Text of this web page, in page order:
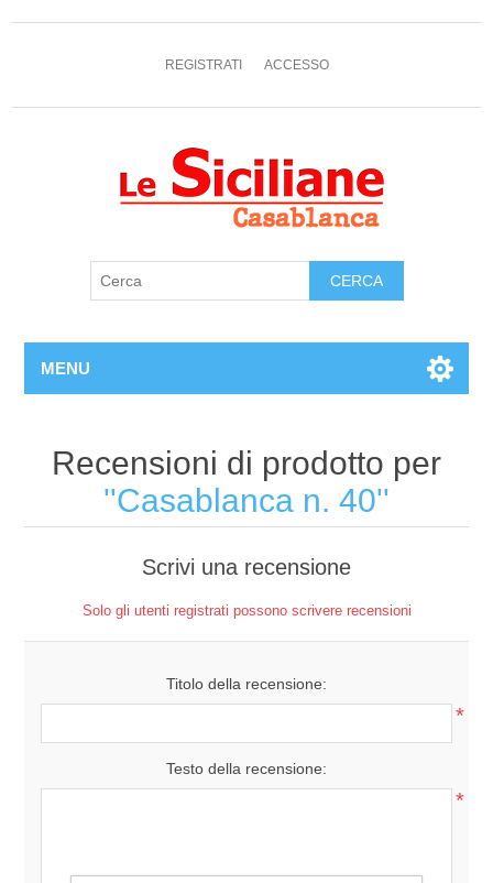
REGISTRATI ACCESSO
MENU
Recensioni di prodotto per
Casablanca n. 40
Scrivi una recensione
Solo gli utenti registrati possono scrivere recensioni
Titolo della recensione:
*
Testo della recensione:
*